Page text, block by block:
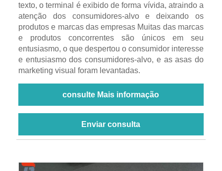
texto, o terminal é exibido de forma vívida, atraindo a
atenção dos consumidores-alvo e deixando os
produtos e marcas das empresas Muitas das marcas
e produtos concorrentes são únicos em seu
entusiasmo, o que despertou o consumidor interesse
e entusiasmo dos consumidores-alvo, e as asas do
marketing visual foram levantadas.
consulte Mais informação
Enviar consulta